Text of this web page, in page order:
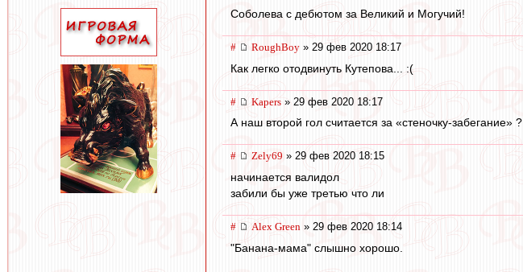
Соболева с дебютом за Великий и Могучий!
# RoughBoy » 29 фев 2020 18:17
Как легко отодвинуть Кутепова... :(
# Kapers » 29 фев 2020 18:17
А наш второй гол считается за «стеночку-забегание» ?
# Zely69 » 29 фев 2020 18:15
начинается валидол
забили бы уже третью что ли
# Alex Green » 29 фев 2020 18:14
"Банана-мама" слышно хорошо.